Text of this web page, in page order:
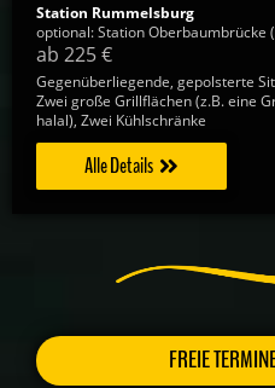
Station Rummelsburg
optional: Station Oberbaumbrücke
ab 225 €
Gegenüberliegende, gepolsterte
Zwei große Grillflächen (z.B. eine
halal), Zwei Kühlschränke
Alle Details
FREIE